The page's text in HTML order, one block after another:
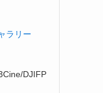
ラリー
DJIFP